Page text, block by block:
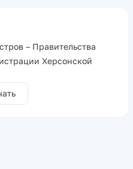
– Правительства
Херсонской